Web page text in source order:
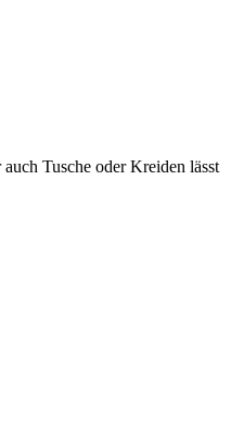
Tusche oder Kreiden lässt